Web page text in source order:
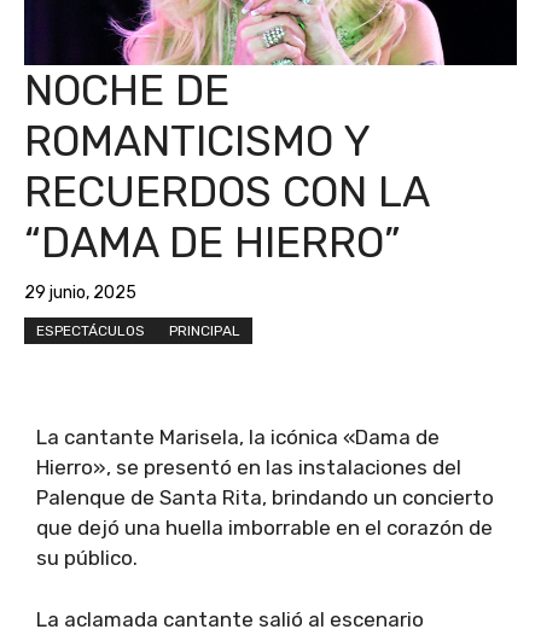
NOCHE DE
ROMANTICISMO Y
RECUERDOS CON LA
“DAMA DE HIERRO”
29 junio, 2025
ESPECTÁCULOS PRINCIPAL
La cantante Marisela, la icónica «Dama de
Hierro», se presentó en las instalaciones del
Palenque de Santa Rita, brindando un concierto
que dejó una huella imborrable en el corazón de
su público.
La aclamada cantante salió al escenario